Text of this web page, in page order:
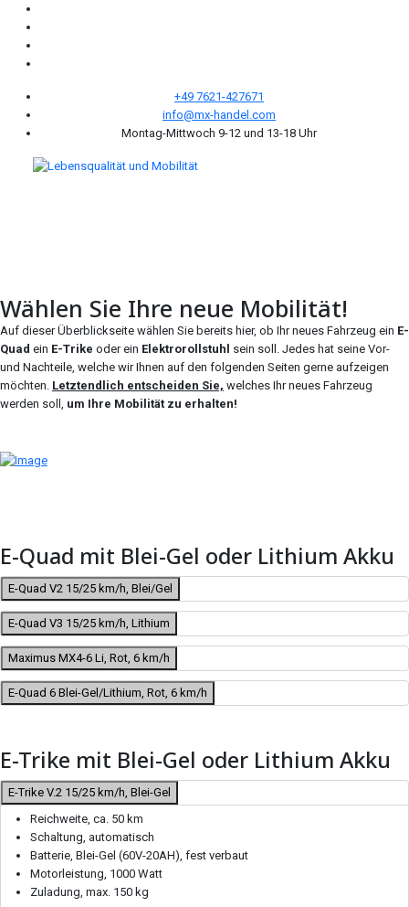
+49 7621-427671
info@mx-handel.com
Montag-Mittwoch 9-12 und 13-18 Uhr
Wählen Sie Ihre neue Mobilität!
Auf dieser Überblickseite wählen Sie bereits hier, ob Ihr neues Fahrzeug ein E-
Quad ein E-Trike oder ein Elektrorollstuhl sein soll. Jedes hat seine Vor-
und Nachteile, welche wir Ihnen auf den folgenden Seiten gerne aufzeigen
möchten. Letztendlich entscheiden Sie, welches Ihr neues Fahrzeug
werden soll, um Ihre Mobilität zu erhalten!
E-Quad mit Blei-Gel oder Lithium Akku
E-Quad V2 15/25 km/h, Blei/Gel
E-Quad V3 15/25 km/h, Lithium
Maximus MX4-6 Li, Rot, 6 km/h
E-Quad 6 Blei-Gel/Lithium, Rot, 6 km/h
E-Trike mit Blei-Gel oder Lithium Akku
E-Trike V.2 15/25 km/h, Blei-Gel
Reichweite, ca. 50 km
Schaltung, automatisch
Batterie, Blei-Gel (60V-20AH), fest verbaut
Motorleistung, 1000 Watt
Zuladung, max. 150 kg